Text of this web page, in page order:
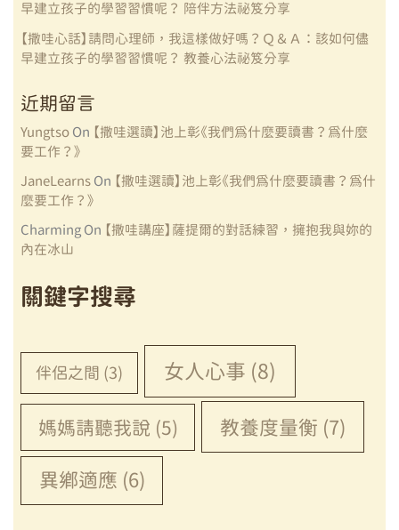
早建立孩子的學習習慣呢？ 陪伴方法祕笈分享
【撒哇心話】請問心理師，我這樣做好嗎？Ｑ＆Ａ：該如何儘
早建立孩子的學習習慣呢？ 教養心法祕笈分享
近期留言
Yungtso On 【撒哇選讀】池上彰《我們為什麼要讀書？為什麼
要工作？》
JaneLearns On 【撒哇選讀】池上彰《我們為什麼要讀書？為什
麼要工作？》
Charming On 【撒哇講座】薩提爾的對話練習，擁抱我與妳的
內在冰山
關鍵字搜尋
伴侶之間 (3) 女人心事 (8)
媽媽請聽我說 (5) 教養度量衡 (7)
異鄉適應 (6)